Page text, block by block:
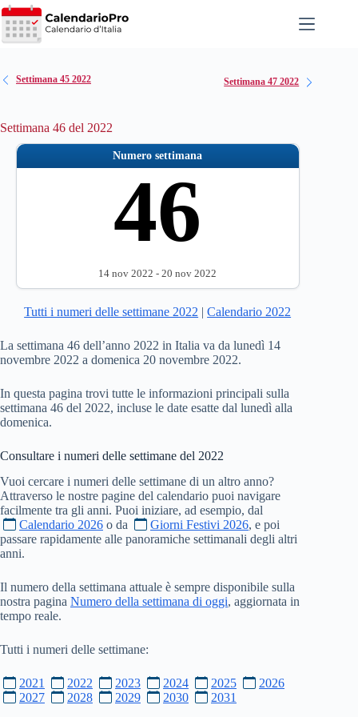
Salta
al
contenuto
Settimana 45 2022 Settimana 47 2022
Settimana 46 del 2022
Numero settimana
46
14 nov 2022 - 20 nov 2022
Tutti i numeri delle settimane 2022 |Calendario 2022
La settimana 46 dell’anno 2022 in Italia va da lunedì 14
novembre 2022 a domenica 20 novembre 2022.
In questa pagina trovi tutte le informazioni principali sulla
settimana 46 del 2022, incluse le date esatte dal lunedì alla
domenica.
Consultare i numeri delle settimane del 2022
Vuoi cercare i numeri delle settimane di un altro anno?
Attraverso le nostre pagine del calendario puoi navigare
facilmente tra gli anni. Puoi iniziare, ad esempio, dal
Calendario 2026 o da Giorni Festivi 2026, e poi
passare rapidamente alle panoramiche settimanali degli altri
anni.
Il numero della settimana attuale è sempre disponibile sulla
nostra pagina Numero della settimana di oggi, aggiornata in
tempo reale.
Tutti i numeri delle settimane:
2021 2022 2023 2024 2025
2026
2027
2028 2029 2030 2031